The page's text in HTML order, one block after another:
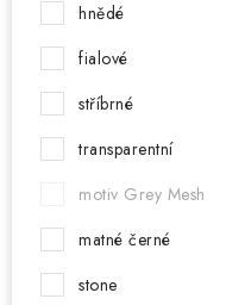
hnědé
fialové
stříbrné
transparentní
motiv Grey Mesh
matné černé
stone